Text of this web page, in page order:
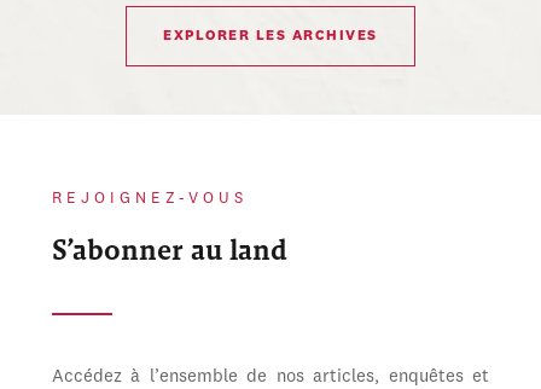
EXPLORER LES ARCHIVES
REJOIGNEZ-VOUS
S’abonner au land
Accédez à l’ensemble de nos articles, enquêtes et